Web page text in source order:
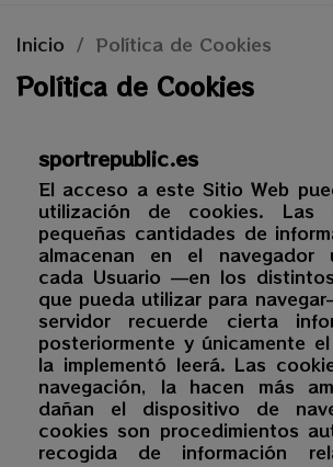
Inicio Política de Cookies
Política de Cookies
sportrepublic.es
El acceso a este Sitio Web
utilización de cookies. Las
pequeñas cantidades de
almacenan en el navegador
cada Usuario —en los
que pueda utilizar para
servidor recuerde cierta
posteriormente y únicamente
la implementó leerá. Las
navegación, la hacen más
dañan el dispositivo de
cookies son procedimientos
recogida de información